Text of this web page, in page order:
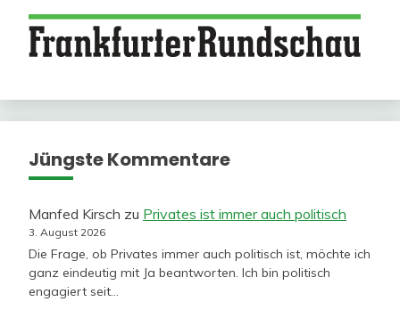
Jüngste Kommentare
Manfed Kirsch zu Privates ist immer auch politisch
3. August 2026
Die Frage, ob Privates immer auch politisch ist, möchte ich
ganz eindeutig mit Ja beantworten. Ich bin politisch
engagiert seit…